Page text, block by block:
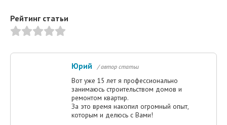
Рейтинг статьи
Юрий / автор статьи
Вот уже 15 лет я профессионально
занимаюсь строительством домов и
ремонтом квартир.
За это время накопил огромный опыт,
которым и делюсь с Вами!